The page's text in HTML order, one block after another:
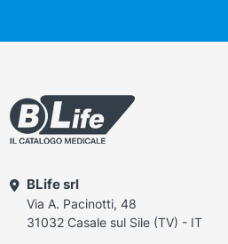
BLife srl
Via A. Pacinotti, 48
31032 Casale sul Sile (TV) - IT